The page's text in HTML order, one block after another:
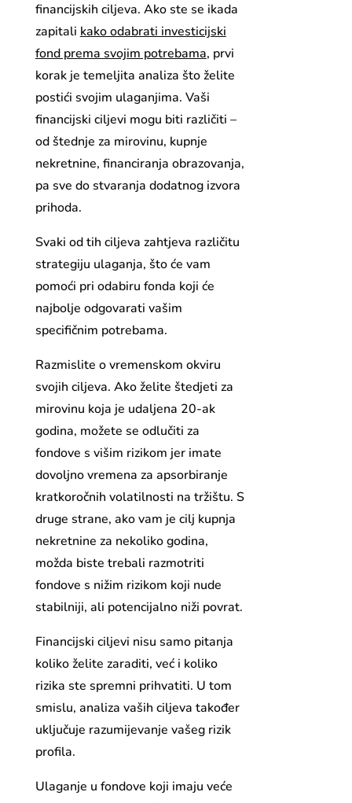
financijskih ciljeva. Ako ste se ikada
zapitali kako odabrati investicijski
fond prema svojim potrebama, prvi
korak je temeljita analiza što želite
postići svojim ulaganjima. Vaši
financijski ciljevi mogu biti različiti –
od štednje za mirovinu, kupnje
nekretnine, financiranja obrazovanja,
pa sve do stvaranja dodatnog izvora
prihoda.
Svaki od tih ciljeva zahtjeva različitu
strategiju ulaganja, što će vam
pomoći pri odabiru fonda koji će
najbolje odgovarati vašim
specifičnim potrebama.
Razmislite o vremenskom okviru
svojih ciljeva. Ako želite štedjeti za
mirovinu koja je udaljena 20-ak
godina, možete se odlučiti za
fondove s višim rizikom jer imate
dovoljno vremena za apsorbiranje
kratkoročnih volatilnosti na tržištu. S
druge strane, ako vam je cilj kupnja
nekretnine za nekoliko godina,
možda biste trebali razmotriti
fondove s nižim rizikom koji nude
stabilniji, ali potencijalno niži povrat.
Financijski ciljevi nisu samo pitanja
koliko želite zaraditi, već i koliko
rizika ste spremni prihvatiti. U tom
smislu, analiza vaših ciljeva također
uključuje razumijevanje vašeg rizik
profila.
Ulaganje u fondove koji imaju veće